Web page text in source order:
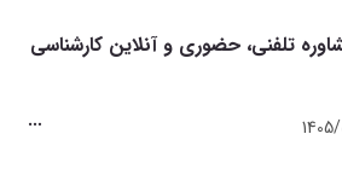
تلفنی، حضوری و آنلاین کارشناسی